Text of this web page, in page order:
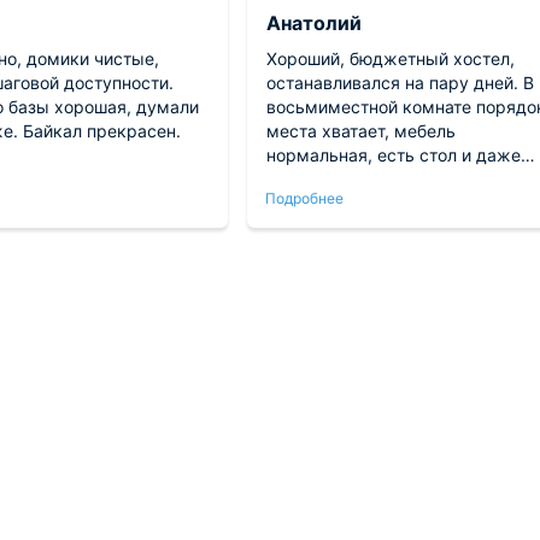
домики чистые,
доступности.
базы хорошая, думали
Байкал прекрасен.
Анатолий
Хороший, бюджетный хостел,
останавливался на пару дней. В
восьмиместной комнате
места хватает, мебель
нормальная, есть стол и даже
прямо у подушки, не надо никуда
тянуть провода. Санузлы
Подробнее